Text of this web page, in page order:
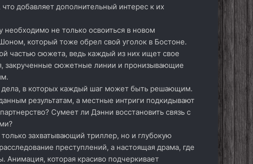
добавляет дополнительный интерес к их
не только освоиться в новом
который тоже обрел свой уголок в Бостоне.
частью сюжета, ведь каждый из них ищет свое
закрученные сюжетные линии и пронизывающие
дела, в которых каждый шаг может быть решающим.
результатам, а местные интриги подкидывают
Сумеет ли Дэнни восстановить связь с
захватывающий триллер, но и глубокую
преступлений, а настоящая драма, где
которая красиво подчеркивает